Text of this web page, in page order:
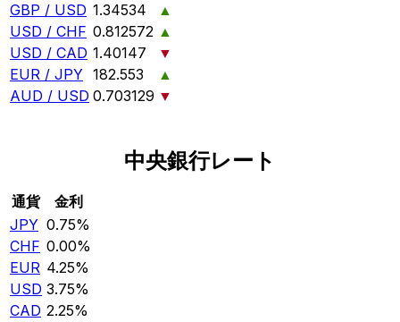
GBP / USD 1.34534
▲
USD / CHF 0.812572 ▲
USD / CAD 1.40147
▼
EUR / JPY 182.553
▲
AUD / USD 0.703129 ▼
中央銀行レート
通貨
金利
JPY 0.75%
CHF 0.00%
EUR 4.25%
USD 3.75%
CAD 2.25%